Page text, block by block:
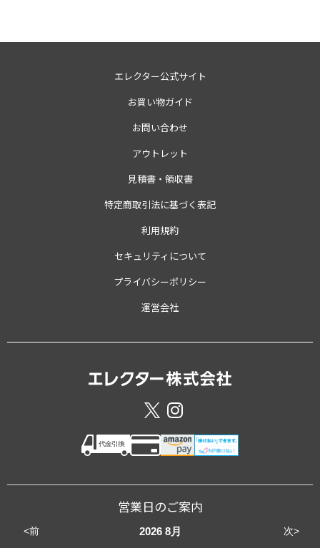
エレクター公式サイト
お買い物ガイド
お問い合わせ
アウトレット
見積書・領収書
特定商取引法に基づく表記
利用規約
セキュリティについて
プライバシーポリシー
運営会社
営業日のご案内
<前 次>
2026 8月